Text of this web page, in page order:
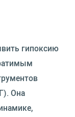
гипоксию
Она